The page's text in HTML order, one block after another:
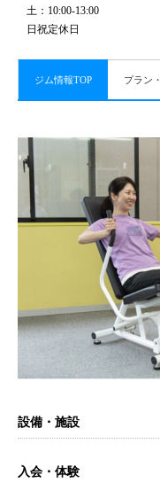
土：10:00-13:00
日祝定休日
ジム情報TOP プラン
設備・施設
入会・体験